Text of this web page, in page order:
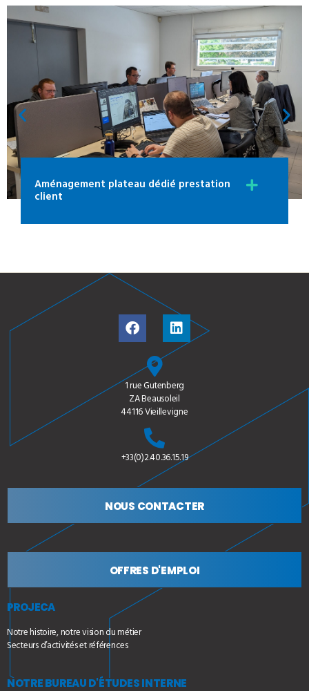
Aménagement plateau dédié prestation
client
1 rue Gutenberg
ZA Beausoleil
44116 Vieillevigne
+33(0)2.40.36.15.19
NOUS CONTACTER
OFFRES D'EMPLOI
PROJECA
Notre histoire, notre vision du métier
Secteurs d’activités et références
NOTRE BUREAU D'ÉTUDES INTERNE